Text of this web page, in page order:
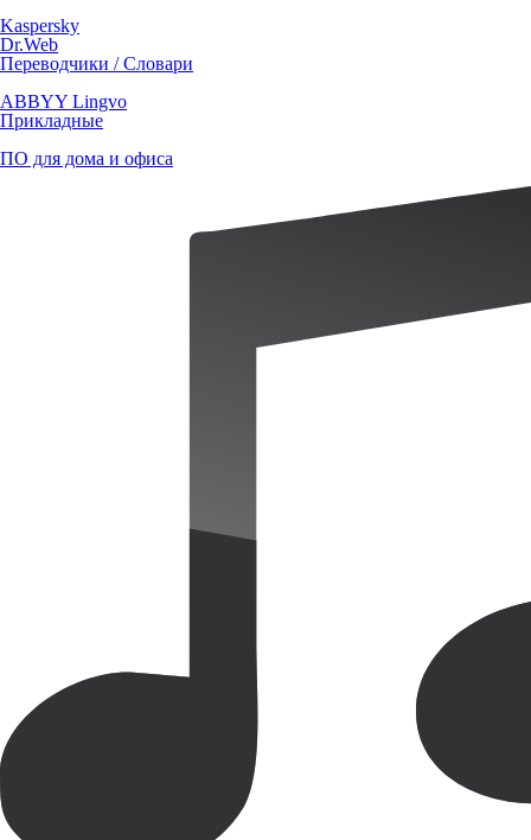
Kaspersky
Dr.Web
Переводчики / Словари
ABBYY Lingvo
Прикладные
ПО для дома и офиса